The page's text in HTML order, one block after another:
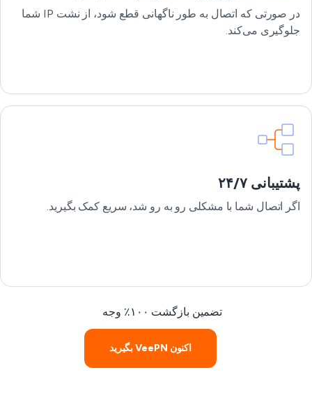
در صورتی که اتصال به طور ناگهانی قطع شود، از نشت IP شما
جلوگیری می‌کند.
پشتیبانی ۲۴/۷
اگر اتصال شما با مشکلی رو به رو شد، سریع کمک بگیرید.
تضمین بازگشت ۱۰۰٪ وجه
اکنون VeePN بگیرید